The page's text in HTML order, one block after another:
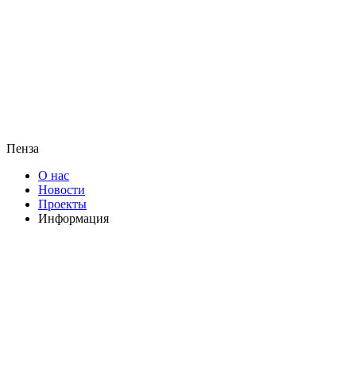
Пенза
О нас
Новости
Проекты
Информация